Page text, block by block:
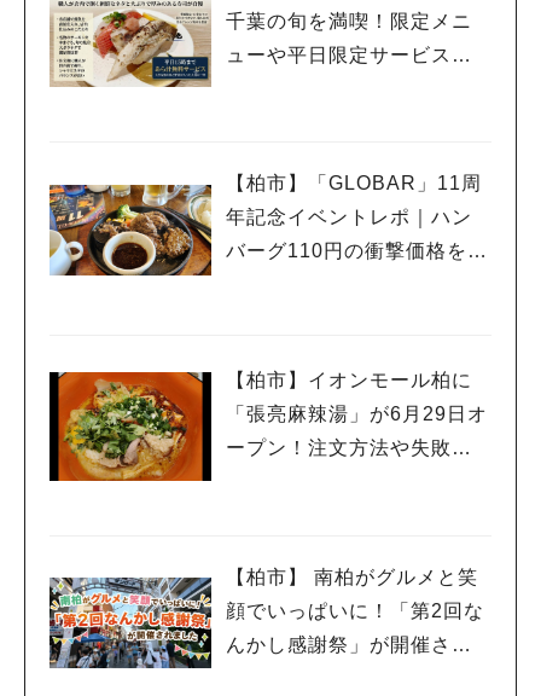
千葉の旬を満喫！限定メニ
ューや平日限定サービスを
【柏市】「GLOBAR」11周
年記念イベントレポ｜ハン
バーグ110円の衝撃価格を体
【柏市】イオンモール柏に
「張亮麻辣湯」が6月29日オ
ープン！注文方法や失敗し
【柏市】 南柏がグルメと笑
顔でいっぱいに！「第2回な
んかし感謝祭」が開催され